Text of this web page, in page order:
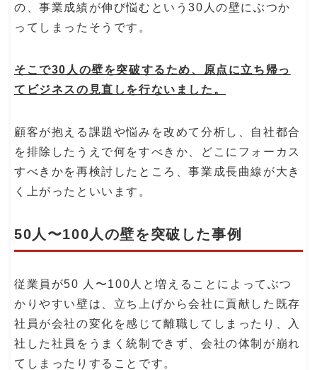
の、事業成績が伸び悩むという30人の壁にぶつか
ってしまったそうです。
そこで30人の壁を突破するため、原点に立ち帰っ
てビジネスの見直しを行ないました。
顧客が抱える課題や悩みを改めて分析し、自社都合
を排除したうえで何をすべきか、どこにフォーカス
すべきかを再検討したところ、事業成長曲線が大き
く上がったといいます。
50人〜100人の壁を突破した事例
従業員が50 人〜100人と増えることによってぶつ
かりやすい壁は、立ち上げから会社に貢献した既存
社員が会社の変化を感じて離職してしまったり、入
社した社員をうまく統制できず、会社の体制が崩れ
てしまったりすることです。